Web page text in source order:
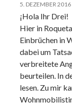
5. DEZEMBER
¡Hola Ihr Drei!
Hier in
Einbrüchen in
dabei um
verbreitete
beurteilen. In
lesen. Zu mir